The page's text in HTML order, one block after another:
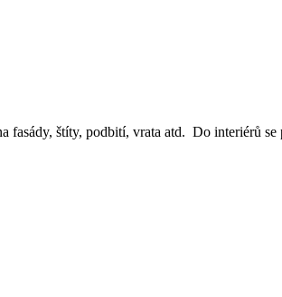
fasády, štíty, podbití, vrata atd. Do interiérů